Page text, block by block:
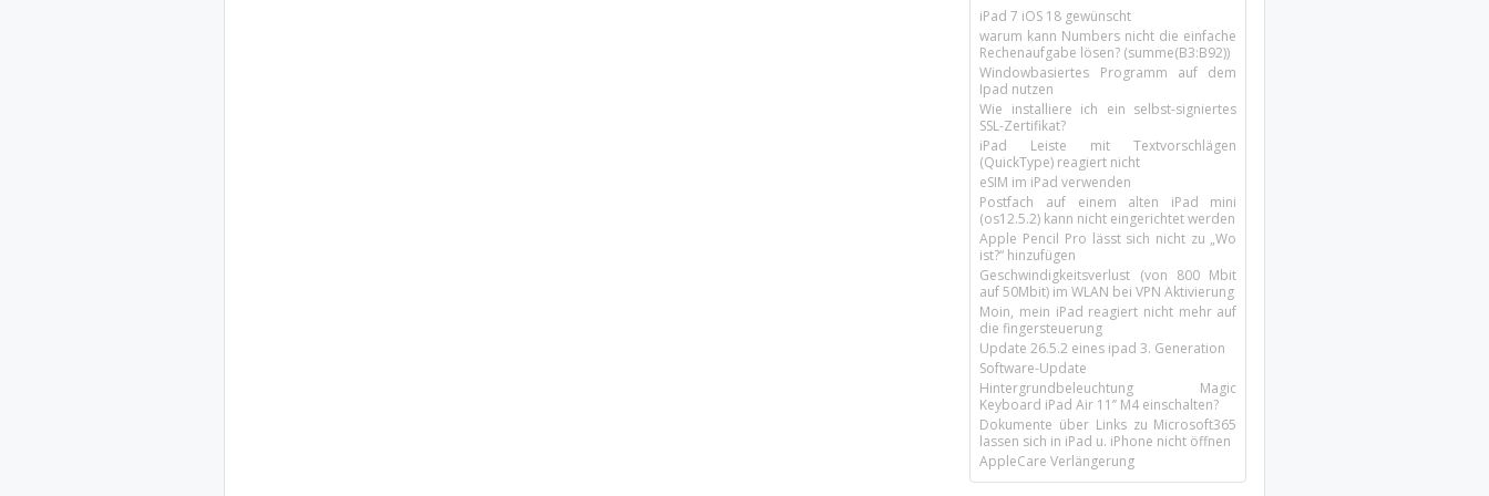
iPad 7 iOS 18 gewünscht
warum kann Numbers nicht die einfache
Rechenaufgabe lösen? (summe(B3:B92))
Windowbasiertes Programm auf dem
Ipad nutzen
Wie installiere ich ein selbst-signiertes
SSL-Zertifikat?
iPad Leiste mit Textvorschlägen
(QuickType) reagiert nicht
eSIM im iPad verwenden
Postfach auf einem alten iPad mini
(os12.5.2) kann nicht eingerichtet werden
Apple Pencil Pro lässt sich nicht zu „Wo
ist?“ hinzufügen
Geschwindigkeitsverlust (von 800 Mbit
auf 50Mbit) im WLAN bei VPN Aktivierung
Moin, mein iPad reagiert nicht mehr auf
die fingersteuerung
Update 26.5.2 eines ipad 3. Generation
Software-Update
Hintergrundbeleuchtung Magic
Keyboard iPad Air 11’’ M4 einschalten?
Dokumente über Links zu Microsoft365
lassen sich in iPad u. iPhone nicht öffnen
AppleCare Verlängerung